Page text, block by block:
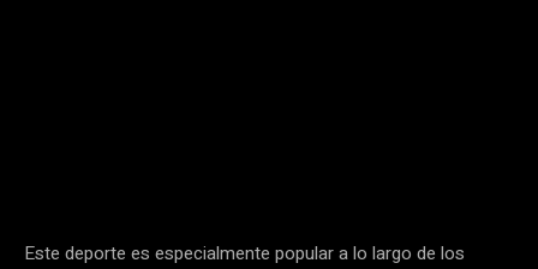
Este deporte es especialmente popular a lo largo de los